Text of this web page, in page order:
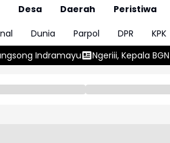
Desa Daerah Peristiwa
Dunia Parpol DPR KPK
Kepala BGN Sudaryono